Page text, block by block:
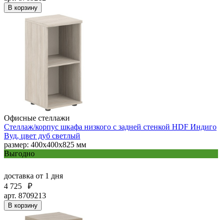
В корзину
Офисные стеллажи
Стеллаж/корпус шкафа низкого с задней стенкой HDF Индиго
Вуд, цвет дуб светлый
размер: 400х400х825 мм
Выгодно
доставка от 1 дня
4 725
₽
арт. 8709213
В корзину